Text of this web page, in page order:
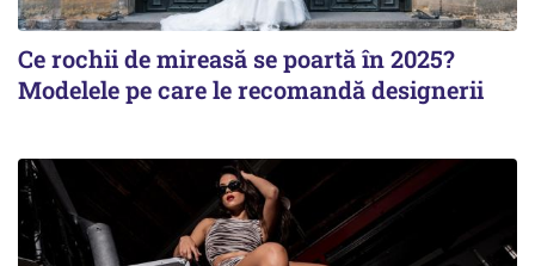
Ce rochii de mireasă se poartă în 2025?
Modelele pe care le recomandă designerii